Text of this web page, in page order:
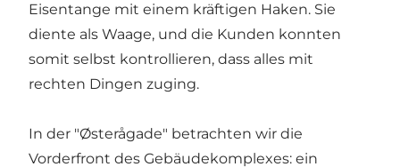
Eisentange mit einem kräftigen Haken. Sie
diente als Waage, und die Kunden konnten
somit selbst kontrollieren, dass alles mit
rechten Dingen zuging.
In der "Østerågade" betrachten wir die
Vorderfront des Gebäudekomplexes: ein